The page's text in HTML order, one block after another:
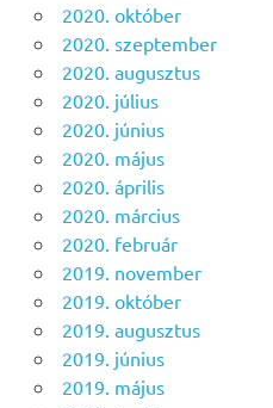
2020. október
2020. szeptember
2020. augusztus
2020. július
2020. június
2020. május
2020. április
2020. március
2020. február
2019. november
2019. október
2019. augusztus
2019. június
2019. május